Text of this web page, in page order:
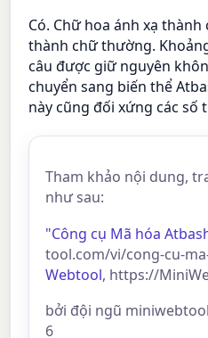
Có. Chữ hoa ánh xạ
thành chữ thường.
câu được giữ nguyên
chuyển sang biến thể
này cũng đối xứng các số
Tham khảo nội dung,
như sau:
"Công cụ Mã hóa
tool.com/vi/cong-cu-
Webtool, https://
bởi đội ngũ
6